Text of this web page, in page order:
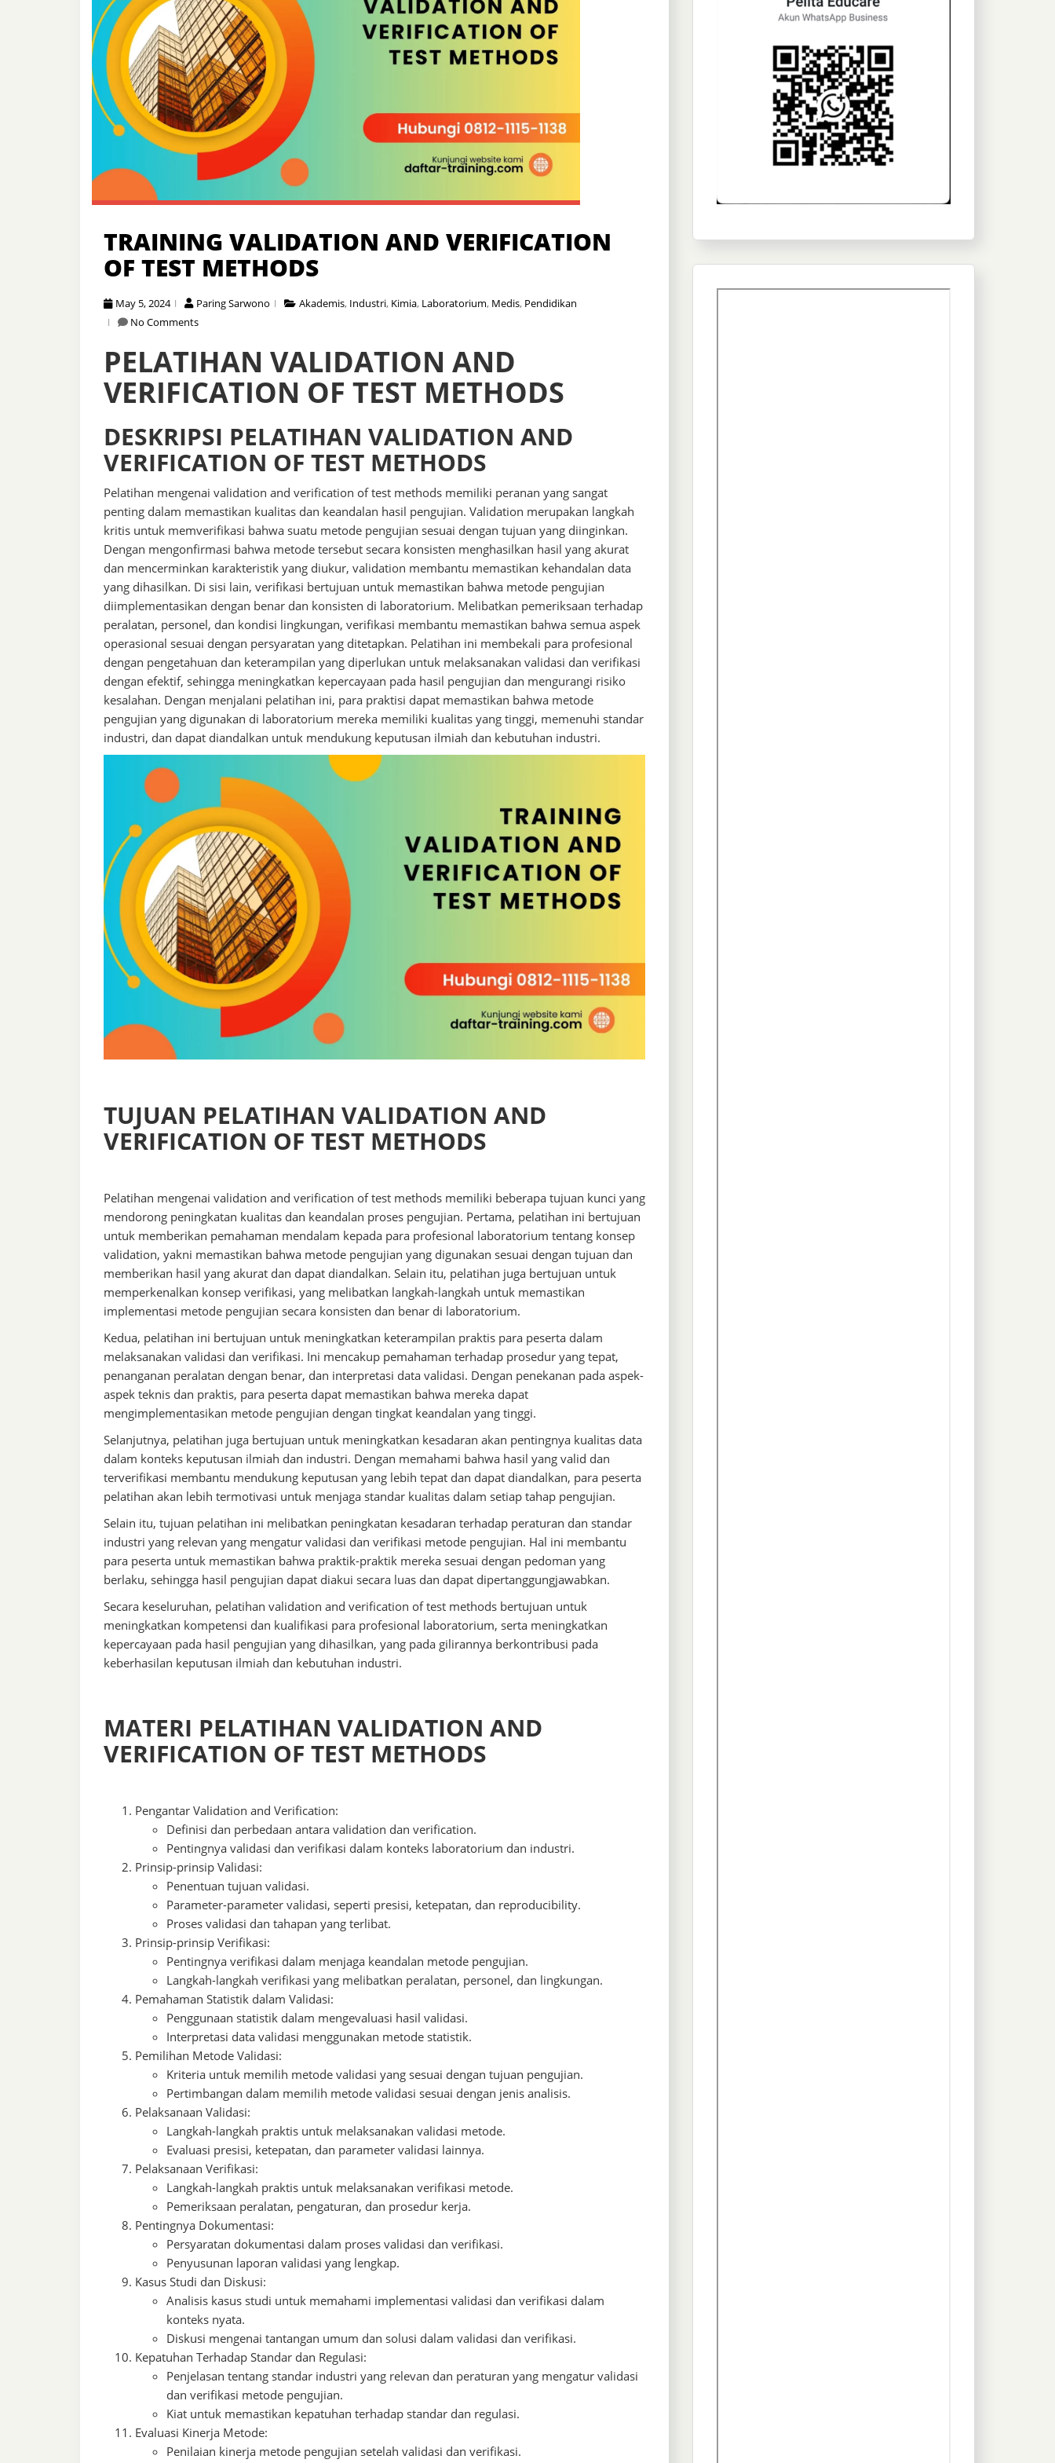
TRAINING VALIDATION AND VERIFICATION
OF TEST METHODS
May 5, 2024 Paring Sarwono Akademis, Industri, Kimia, Laboratorium, Medis, Pendidikan
No Comments
PELATIHAN VALIDATION AND
VERIFICATION OF TEST METHODS
DESKRIPSI PELATIHAN VALIDATION AND
VERIFICATION OF TEST METHODS
Pelatihan mengenai validation and verification of test methods memiliki peranan yang sangat
penting dalam memastikan kualitas dan keandalan hasil pengujian. Validation merupakan langkah
kritis untuk memverifikasi bahwa suatu metode pengujian sesuai dengan tujuan yang diinginkan.
Dengan mengonfirmasi bahwa metode tersebut secara konsisten menghasilkan hasil yang akurat
dan mencerminkan karakteristik yang diukur, validation membantu memastikan kehandalan data
yang dihasilkan. Di sisi lain, verifikasi bertujuan untuk memastikan bahwa metode pengujian
diimplementasikan dengan benar dan konsisten di laboratorium. Melibatkan pemeriksaan terhadap
peralatan, personel, dan kondisi lingkungan, verifikasi membantu memastikan bahwa semua aspek
operasional sesuai dengan persyaratan yang ditetapkan. Pelatihan ini membekali para profesional
dengan pengetahuan dan keterampilan yang diperlukan untuk melaksanakan validasi dan verifikasi
dengan efektif, sehingga meningkatkan kepercayaan pada hasil pengujian dan mengurangi risiko
kesalahan. Dengan menjalani pelatihan ini, para praktisi dapat memastikan bahwa metode
pengujian yang digunakan di laboratorium mereka memiliki kualitas yang tinggi, memenuhi standar
industri, dan dapat diandalkan untuk mendukung keputusan ilmiah dan kebutuhan industri.
TUJUAN PELATIHAN VALIDATION AND
VERIFICATION OF TEST METHODS
Pelatihan mengenai validation and verification of test methods memiliki beberapa tujuan kunci yang
mendorong peningkatan kualitas dan keandalan proses pengujian. Pertama, pelatihan ini bertujuan
untuk memberikan pemahaman mendalam kepada para profesional laboratorium tentang konsep
validation, yakni memastikan bahwa metode pengujian yang digunakan sesuai dengan tujuan dan
memberikan hasil yang akurat dan dapat diandalkan. Selain itu, pelatihan juga bertujuan untuk
memperkenalkan konsep verifikasi, yang melibatkan langkah-langkah untuk memastikan
implementasi metode pengujian secara konsisten dan benar di laboratorium.
Kedua, pelatihan ini bertujuan untuk meningkatkan keterampilan praktis para peserta dalam
melaksanakan validasi dan verifikasi. Ini mencakup pemahaman terhadap prosedur yang tepat,
penanganan peralatan dengan benar, dan interpretasi data validasi. Dengan penekanan pada aspek-
aspek teknis dan praktis, para peserta dapat memastikan bahwa mereka dapat
mengimplementasikan metode pengujian dengan tingkat keandalan yang tinggi.
Selanjutnya, pelatihan juga bertujuan untuk meningkatkan kesadaran akan pentingnya kualitas data
dalam konteks keputusan ilmiah dan industri. Dengan memahami bahwa hasil yang valid dan
terverifikasi membantu mendukung keputusan yang lebih tepat dan dapat diandalkan, para peserta
pelatihan akan lebih termotivasi untuk menjaga standar kualitas dalam setiap tahap pengujian.
Selain itu, tujuan pelatihan ini melibatkan peningkatan kesadaran terhadap peraturan dan standar
industri yang relevan yang mengatur validasi dan verifikasi metode pengujian. Hal ini membantu
para peserta untuk memastikan bahwa praktik-praktik mereka sesuai dengan pedoman yang
berlaku, sehingga hasil pengujian dapat diakui secara luas dan dapat dipertanggungjawabkan.
Secara keseluruhan, pelatihan validation and verification of test methods bertujuan untuk
meningkatkan kompetensi dan kualifikasi para profesional laboratorium, serta meningkatkan
kepercayaan pada hasil pengujian yang dihasilkan, yang pada gilirannya berkontribusi pada
keberhasilan keputusan ilmiah dan kebutuhan industri.
MATERI PELATIHAN VALIDATION AND
VERIFICATION OF TEST METHODS
Pengantar Validation and Verification:
Definisi dan perbedaan antara validation dan verification.
Pentingnya validasi dan verifikasi dalam konteks laboratorium dan industri.
Prinsip-prinsip Validasi:
Penentuan tujuan validasi.
Parameter-parameter validasi, seperti presisi, ketepatan, dan reproducibility.
Proses validasi dan tahapan yang terlibat.
Prinsip-prinsip Verifikasi:
Pentingnya verifikasi dalam menjaga keandalan metode pengujian.
Langkah-langkah verifikasi yang melibatkan peralatan, personel, dan lingkungan.
Pemahaman Statistik dalam Validasi:
Penggunaan statistik dalam mengevaluasi hasil validasi.
Interpretasi data validasi menggunakan metode statistik.
Pemilihan Metode Validasi:
Kriteria untuk memilih metode validasi yang sesuai dengan tujuan pengujian.
Pertimbangan dalam memilih metode validasi sesuai dengan jenis analisis.
Pelaksanaan Validasi:
Langkah-langkah praktis untuk melaksanakan validasi metode.
Evaluasi presisi, ketepatan, dan parameter validasi lainnya.
Pelaksanaan Verifikasi:
Langkah-langkah praktis untuk melaksanakan verifikasi metode.
Pemeriksaan peralatan, pengaturan, dan prosedur kerja.
Pentingnya Dokumentasi:
Persyaratan dokumentasi dalam proses validasi dan verifikasi.
Penyusunan laporan validasi yang lengkap.
Kasus Studi dan Diskusi:
Analisis kasus studi untuk memahami implementasi validasi dan verifikasi dalam
konteks nyata.
Diskusi mengenai tantangan umum dan solusi dalam validasi dan verifikasi.
Kepatuhan Terhadap Standar dan Regulasi:
Penjelasan tentang standar industri yang relevan dan peraturan yang mengatur validasi
dan verifikasi metode pengujian.
Kiat untuk memastikan kepatuhan terhadap standar dan regulasi.
Evaluasi Kinerja Metode:
Penilaian kinerja metode pengujian setelah validasi dan verifikasi.